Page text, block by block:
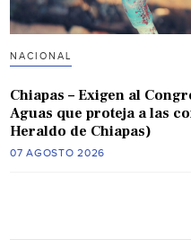
NACIONAL
Chiapas – Exigen al
Aguas que proteja a las
Heraldo de Chiapas)
07 AGOSTO 2026